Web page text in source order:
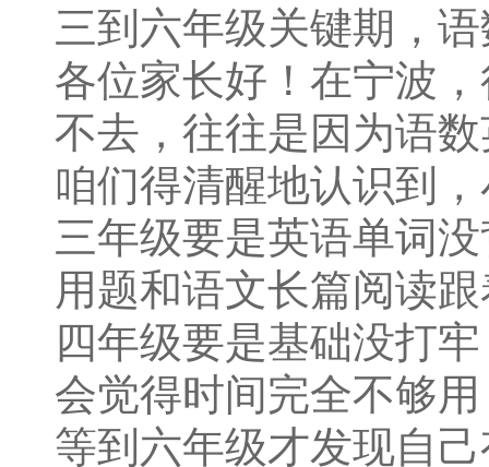
三到六年级关键期，
各位家长好！在宁波
不去，往往是因为语
咱们得清醒地认识到
三年级要是英语单词
用题和语文长篇阅读
四年级要是基础没打
会觉得时间完全不够
等到六年级才发现自